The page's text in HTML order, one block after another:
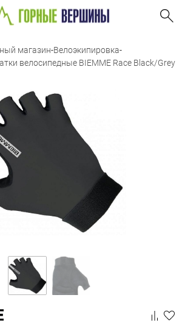
магазин-Велоэкипировка-
велосипедные BIEMME Race Black/Grey